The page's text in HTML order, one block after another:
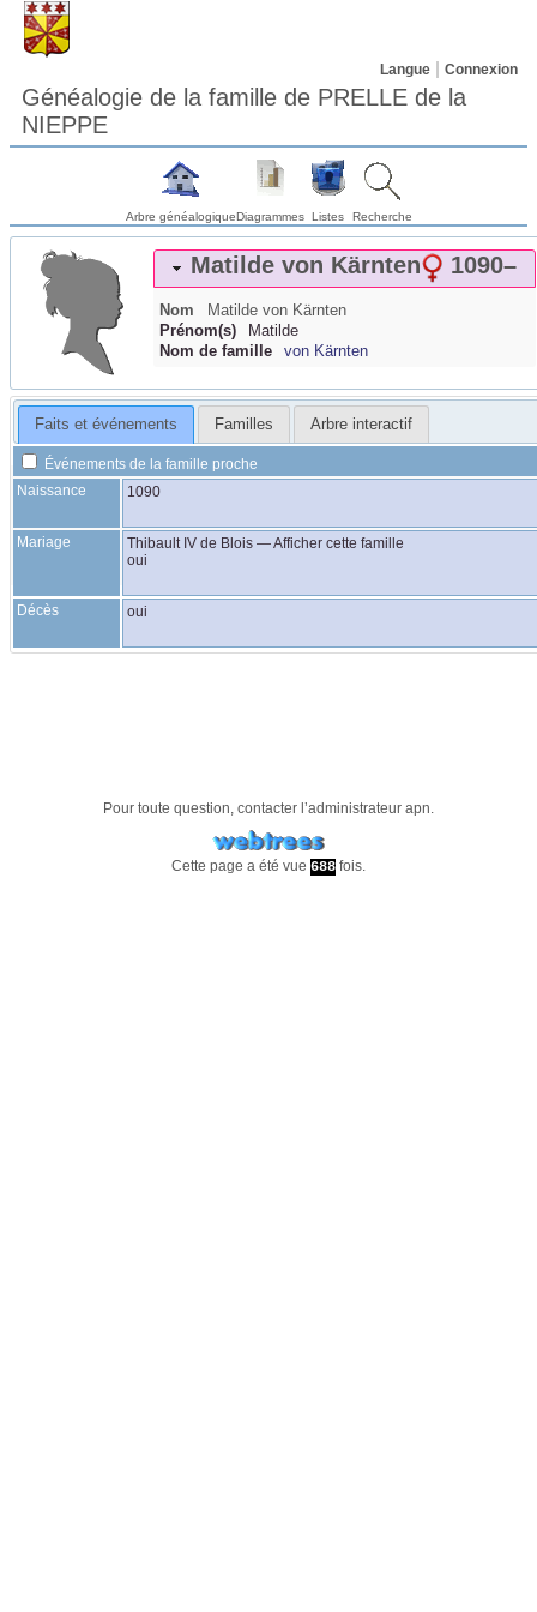
Langue Connexion
Généalogie de la famille de PRELLE de la
NIEPPE
Arbre généalogiqueDiagrammes Listes Recherche
Matilde von Kärnten 1090–
Nom Matilde von Kärnten
Prénom(s)
Matilde
Nom de famille
von Kärnten
Faits et événements Familles Arbre interactif
Événements de la famille proche
Naissance
1090
Mariage Thibault IV de Blois —Afficher cette famille
oui
Décès oui
Pour toute question, contacter l’administrateur apn.
Cette page a été vue 688 fois.